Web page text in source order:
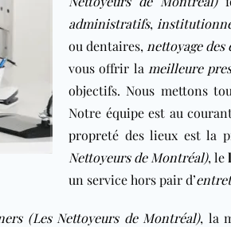
administratifs,
ou dentaires, nettoyage des
vous offrir la meilleure
objectifs. Nous mettons
Notre équipe est au
propreté des lieux est la
Nettoyeurs de Montréal), le
un service hors pair d’
(Les Nettoyeurs de Montréal), la